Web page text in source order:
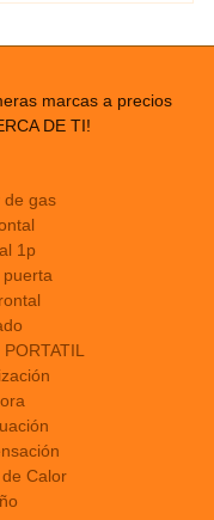
marcas a precios
DE TI!
de gas
1p
Calor